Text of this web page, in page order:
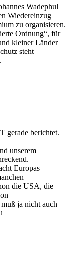
Wadephul
Wiedereinzug
zu organisieren.
Ordnung“, für
kleiner Länder
steht
gerade berichtet.
unserem
Europas
die USA, die
ja nicht auch